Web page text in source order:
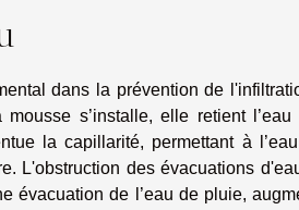
dans la prévention de
s’installe, elle retient
la capillarité, permettant à
L'obstruction des évacuations
évacuation de l’eau de pluie,